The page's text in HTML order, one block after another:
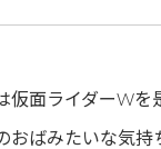
仮面ライダーW
おばみたいな気